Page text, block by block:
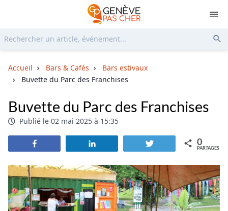
Accueil Bars & Cafés
Bars estivaux
Buvette du Parc des Franchises
Buvette du Parc des Franchises
Publié le 02 mai 2025 à 15:35
Tweetez 0
PARTAGES